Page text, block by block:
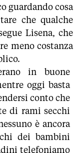
guardando cosa
che qualche
Lisena, che
meno costanza
in buone
oggi basta
conto che
di rami secchi
è ancora
dei bambini
telefoniamo